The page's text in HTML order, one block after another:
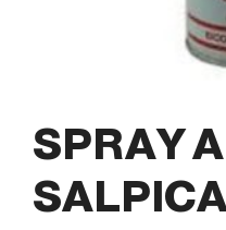
SPRAY